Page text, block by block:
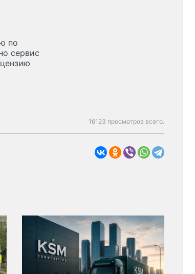
по
сервис
16123 просмотров всего.